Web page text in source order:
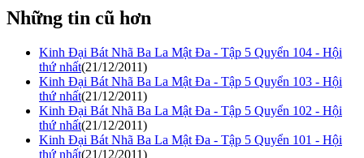
Những tin cũ hơn
Kinh Đại Bát Nhã Ba La Mật Đa - Tập 5 Quyển 104 - Hội
thứ nhất(21/12/2011)
Kinh Đại Bát Nhã Ba La Mật Đa - Tập 5 Quyển 103 - Hội
thứ nhất(21/12/2011)
Kinh Đại Bát Nhã Ba La Mật Đa - Tập 5 Quyển 102 - Hội
thứ nhất(21/12/2011)
Kinh Đại Bát Nhã Ba La Mật Đa - Tập 5 Quyển 101 - Hội
thứ nhất(21/12/2011)